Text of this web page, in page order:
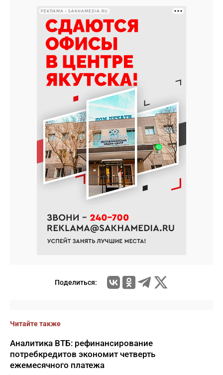
РЕКЛАМА • SAKHAMEDIA.RU
Поделиться:
Читайте также
Аналитика ВТБ: рефинансирование
потребкредитов экономит четверть
ежемесячного платежа